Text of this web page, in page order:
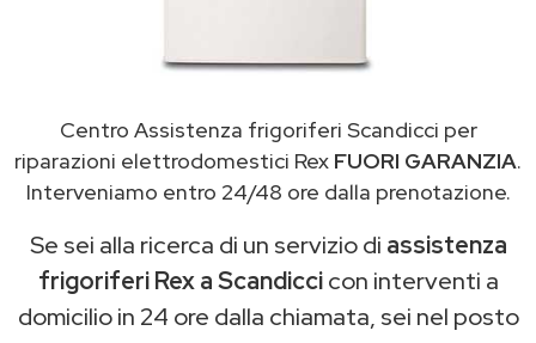
Centro Assistenza frigoriferi Scandicci per
riparazioni elettrodomestici Rex FUORI GARANZIA.
Interveniamo entro 24/48 ore dalla prenotazione.
Se sei alla ricerca di un servizio di assistenza
frigoriferi Rex a Scandiccicon interventi a
domicilio in 24 ore dalla chiamata, sei nel posto